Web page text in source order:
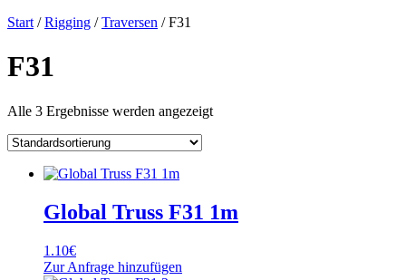
Start /Rigging /Traversen / F31
F31
Alle 3 Ergebnisse werden angezeigt
Global Truss F31 1m
1.10€
Zur Anfrage hinzufügen